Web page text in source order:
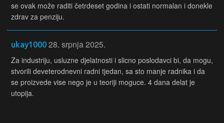
se ovak može raditi četrdeset godina i ostati normalan i donekle
zdrav za penziju.
ukay1000 28. srpnja 2025.
Za industriju, usluzne djelatnosti i slicno poslodavci bi, da mogu,
stvorili deveterodnevni radni tjedan, sa sto manje radnika i da
se proizvede vise nego je u teoriji moguce. 4 dana delat je
utopija.